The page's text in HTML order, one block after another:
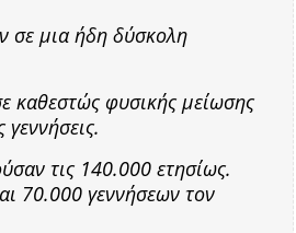
σε μια ήδη δύσκολη
καθεστώς φυσικής μείωσης
τις 140.000 ετησίως.
70.000 γεννήσεων τον